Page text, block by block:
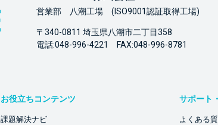
営業部 八潮工場 (ISO9001認証取得工場)
〒340-0811 埼玉県八潮市二丁目358
電話:048-996-4221 FAX:048-996-8781
お役立ちコンテンツ
課題解決ナビ
サポート
よくある